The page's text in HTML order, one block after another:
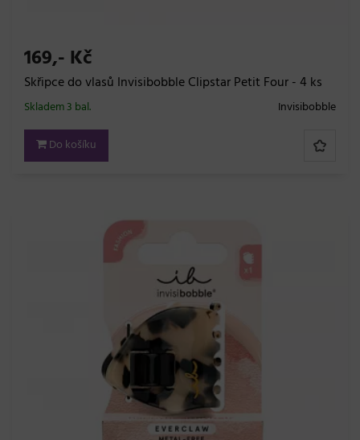
169,- Kč
Skřipce do vlasů Invisibobble Clipstar Petit Four - 4 ks
Invisibobble
Skladem 3 bal.
Do košíku